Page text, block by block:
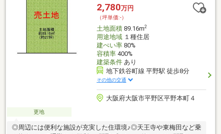
2,780万円
（坪単価:-）
土地面積89.16m2
用途地域１種住居
建ぺい率80%
容積率400%
建築条件あり
地下鉄谷町線 平野駅 徒歩8分
その他の交通
大阪府大阪市平野区平野本町４
更地
◎周辺には便利な施設が充実した住環境♪◎天王寺や東梅田など乗